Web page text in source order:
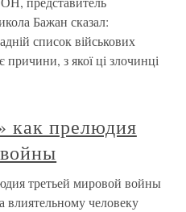
Бажан сказал:
список військових
причини, з якої ці злочинці
как прелюдия
третьей мировой войны
влиятельному человеку